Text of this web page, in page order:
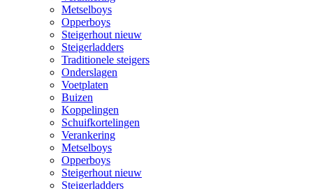
Metselboys
Opperboys
Steigerhout nieuw
Steigerladders
Traditionele steigers
Onderslagen
Voetplaten
Buizen
Koppelingen
Schuifkortelingen
Verankering
Metselboys
Opperboys
Steigerhout nieuw
Steigerladders